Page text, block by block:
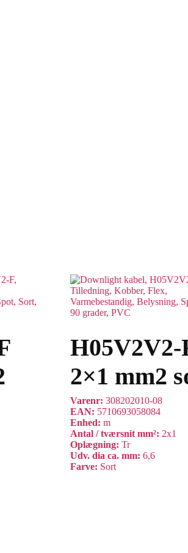
H05V2V2-
2×1 mm2
Varenr: 308202010-08
EAN: 5710693058084
Enhed: m
Antal / tværsnit mm²: 2x1
Oplægning: Tr
Udv. dia ca. mm: 6,6
Farve: Sort